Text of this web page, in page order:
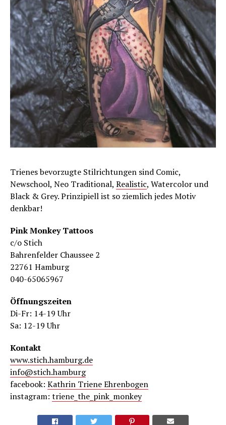
Trienes bevorzugte Stilrichtungen sind Comic,
Newschool, Neo Traditional, Realistic, Watercolor und
Black & Grey. Prinzipiell ist so ziemlich jedes Motiv
denkbar!
Pink Monkey Tattoos
c/o Stich
Bahrenfelder Chaussee 2
22761 Hamburg
040-65065967
Öffnungszeiten
Di-Fr: 14-19 Uhr
Sa: 12-19 Uhr
Kontakt
www.stich.hamburg.de
info@stich.hamburg
facebook: Kathrin Triene Ehrenbogen
instagram: triene_the_pink_monkey